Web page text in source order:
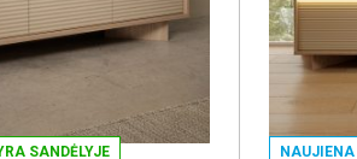
SANDĖLYJE NAUJIENA